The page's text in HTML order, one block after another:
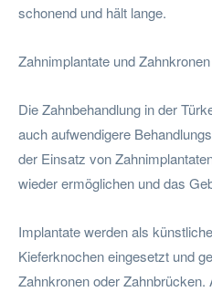
schonend und hält lange.
Zahnimplantate und Zahnkronen
Die Zahnbehandlung in der
auch aufwendigere
der Einsatz von
wieder ermöglichen und das
Implantate werden als
Kieferknochen eingesetzt und
Zahnkronen oder